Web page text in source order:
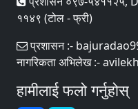
११४९ (टोल - फ्री)
प्रशासन :-
नागरिकता अभिलेख :-
हामीलाई फलो गर्नुहोस्